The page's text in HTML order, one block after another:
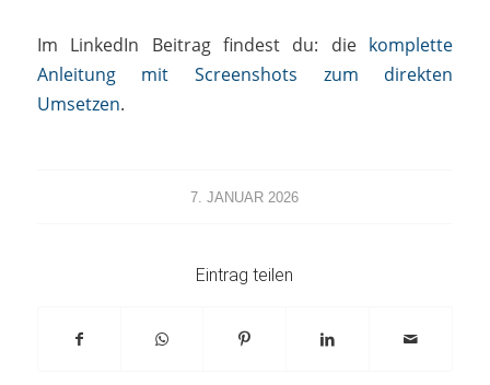
Im LinkedIn Beitrag findest du: die komplette
Anleitung mit Screenshots zum direkten
Umsetzen.
7. JANUAR 2026
Eintrag teilen